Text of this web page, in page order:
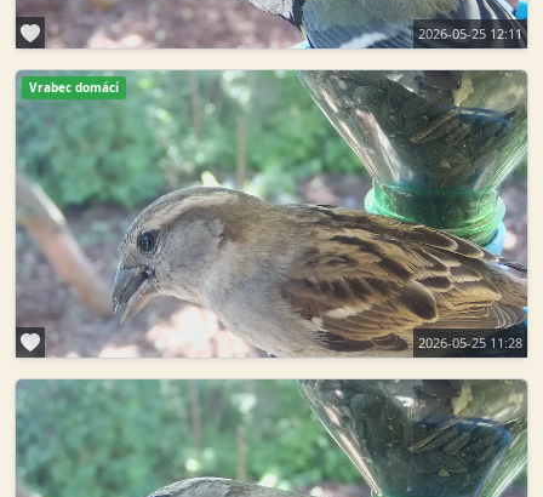
2026-05-25 12:11
Vrabec domácí
2026-05-25 11:28